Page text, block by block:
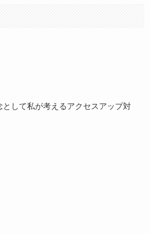
して私が考えるアクセスアップ対